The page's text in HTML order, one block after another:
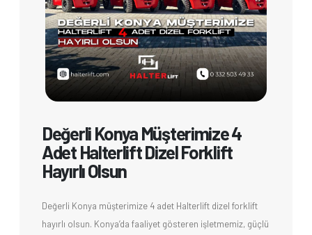
Değerli Konya Müşterimize 4
Adet Halterlift Dizel Forklift
Hayırlı Olsun
Değerli Konya müşterimize 4 adet Halterlift dizel forklift
hayırlı olsun. Konya’da faaliyet gösteren işletmemiz, güçlü